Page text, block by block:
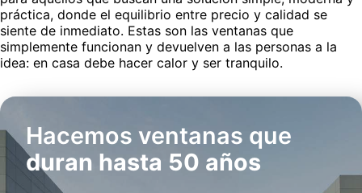
práctica, donde el equilibrio entre precio y calidad se
siente de inmediato. Estas son las ventanas que
simplemente funcionan y devuelven a las personas a la
idea: en casa debe hacer calor y ser tranquilo.
Hacemos ventanas que
duran hasta 50 años